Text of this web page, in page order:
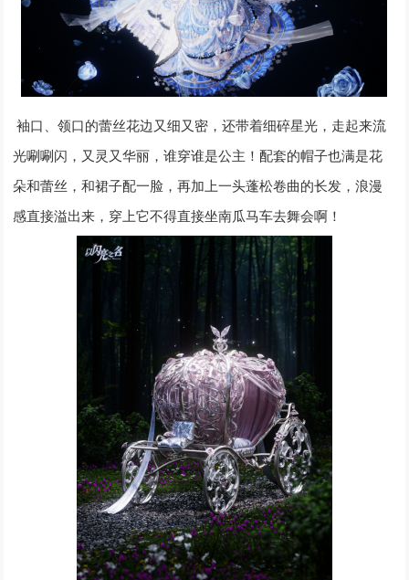
袖口、领口的蕾丝花边又细又密，还带着细碎星光，走起来流
光唰唰闪，又灵又华丽，谁穿谁是公主！配套的帽子也满是花
朵和蕾丝，和裙子配一脸，再加上一头蓬松卷曲的长发，浪漫
感直接溢出来，穿上它不得直接坐南瓜马车去舞会啊！